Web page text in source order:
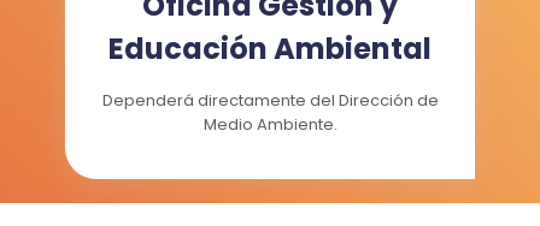
Educación Ambiental
Dependerá directamente del Dirección de
Medio Ambiente.